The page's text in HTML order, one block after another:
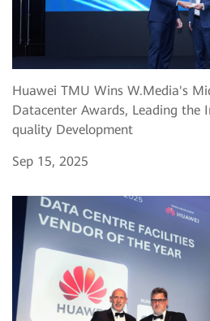
Huawei TMU Wins W.Media's
Datacenter Awards, Leading the
quality Development
Sep 15, 2025